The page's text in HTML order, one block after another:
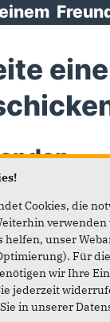
die Inhalte unserer
Adresse wird
Seite
Empfehlung
Cookies, die
unser
Für
wir Ihre
jederzeit
in unserer